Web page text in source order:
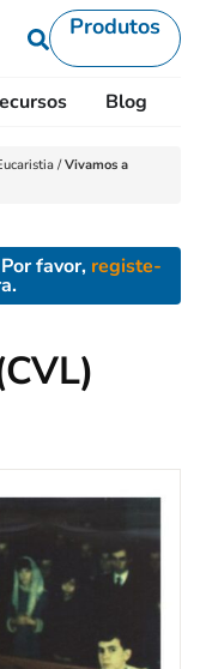
Produtos
Blog
/Vivamos a
favor, registe-